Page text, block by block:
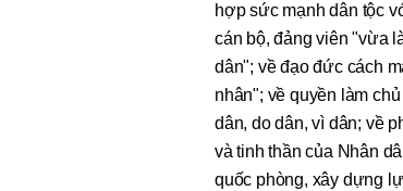
hợp sức mạnh dân tộc
cán bộ, đảng viên "vừa
dân"; về đạo đức cách
nhân"; về quyền làm
dân, do dân, vì dân; về
và tinh thần của Nhân
quốc phòng, xây dựng